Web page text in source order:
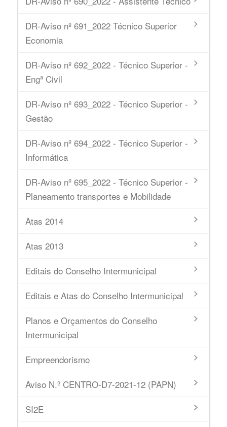
DR-Aviso nº 691_2022 Técnico Superior
Economia
DR-Aviso nº 692_2022 - Técnico Superior -
Engª Civil
DR-Aviso nº 693_2022 - Técnico Superior -
Gestão
DR-Aviso nº 694_2022 - Técnico Superior -
Informática
DR-Aviso nº 695_2022 - Técnico Superior -
Planeamento transportes e Mobilidade
Atas 2014
Atas 2013
Editais do Conselho Intermunicipal
Editais e Atas do Conselho Intermunicipal
Planos e Orçamentos do Conselho
Intermunicipal
Empreendorismo
Aviso N.º CENTRO-D7-2021-12 (PAPN)
SI2E